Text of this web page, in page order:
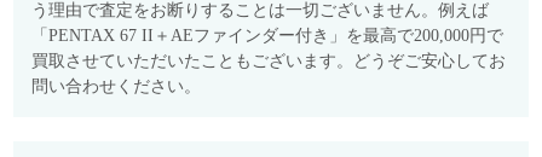
う理由で査定をお断りすることは一切ございません。例えば
「PENTAX 67 II＋AEファインダー付き」を最高で200,000円で
買取させていただいたこともございます。どうぞご安心してお
問い合わせください。